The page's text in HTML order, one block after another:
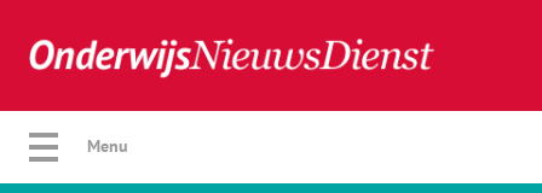
Verberg menu
Menu